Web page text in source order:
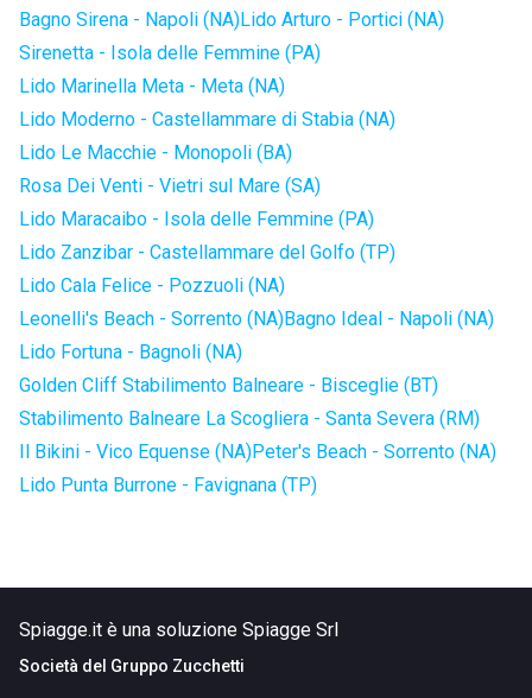
Bagno Sirena - Napoli (NA)Lido Arturo - Portici (NA)
Sirenetta - Isola delle Femmine (PA)
Lido Marinella Meta - Meta (NA)
Lido Moderno - Castellammare di Stabia (NA)
Lido Le Macchie - Monopoli (BA)
Rosa Dei Venti - Vietri sul Mare (SA)
Lido Maracaibo - Isola delle Femmine (PA)
Lido Zanzibar - Castellammare del Golfo (TP)
Lido Cala Felice - Pozzuoli (NA)
Leonelli's Beach - Sorrento (NA)Bagno Ideal - Napoli (NA)
Lido Fortuna - Bagnoli (NA)
Golden Cliff Stabilimento Balneare - Bisceglie (BT)
Stabilimento Balneare La Scogliera - Santa Severa (RM)
Il Bikini - Vico Equense (NA)Peter's Beach - Sorrento (NA)
Lido Punta Burrone - Favignana (TP)
Spiagge.it è una soluzione Spiagge Srl
Società del Gruppo Zucchetti